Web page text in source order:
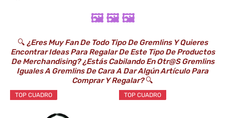
🖼️ 🖼️ 🖼️
🔍 ¿Eres Muy Fan De Todo Tipo De Gremlins Y Quieres
Encontrar Ideas Para Regalar De Este Tipo De Productos
De Merchandising? ¿Estás Cabilando En Otr@s Gremlins
Iguales A Gremlins De Cara A Dar Algún Artículo Para
Comprar Y Regalar?🔍
TOP CUADRO TOP CUADRO